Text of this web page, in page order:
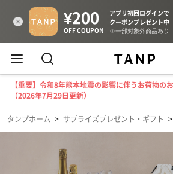
【重要】令和8年熊本地震の影響に伴うお荷物の
（2026年7月29日更新）
タンプホーム > サプライズプレゼント・ギフト >